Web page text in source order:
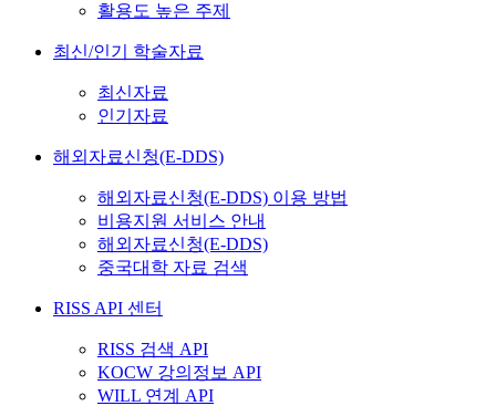
활용도 높은 주제
최신/인기 학술자료
최신자료
인기자료
해외자료신청(E-DDS)
해외자료신청(E-DDS) 이용 방법
비용지원 서비스 안내
해외자료신청(E-DDS)
중국대학 자료 검색
RISS API 센터
RISS 검색 API
KOCW 강의정보 API
WILL 연계 API